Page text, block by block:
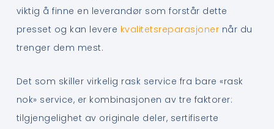
viktig å finne en leverandør som forstår dette
presset og kan levere kvalitetsreparasjoner når du
trenger dem mest.
Det som skiller virkelig rask service fra bare «rask
nok» service, er kombinasjonen av tre faktorer:
tilgjengelighet av originale deler, sertifiserte